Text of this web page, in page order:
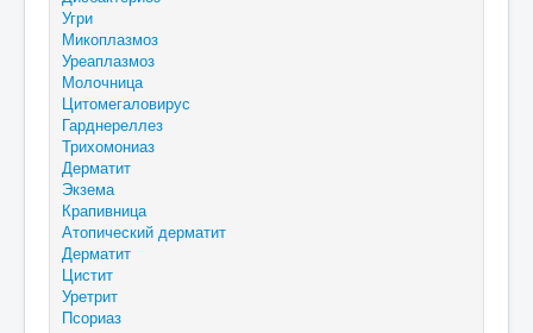
Угри
Микоплазмоз
Уреаплазмоз
Молочница
Цитомегаловирус
Гарднереллез
Трихомониаз
Дерматит
Экзема
Крапивница
Атопический дерматит
Дерматит
Цистит
Уретрит
Псориаз